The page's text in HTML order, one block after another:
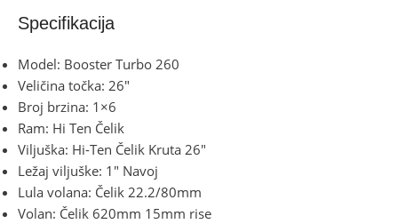
Specifikacija
Model: Booster Turbo 260
Veličina točka: 26″
Broj brzina: 1×6
Ram: Hi Ten Čelik
Viljuška: Hi-Ten Čelik Kruta 26″
Ležaj viljuške: 1″ Navoj
Lula volana: Čelik 22.2/80mm
Volan: Čelik 620mm 15mm rise